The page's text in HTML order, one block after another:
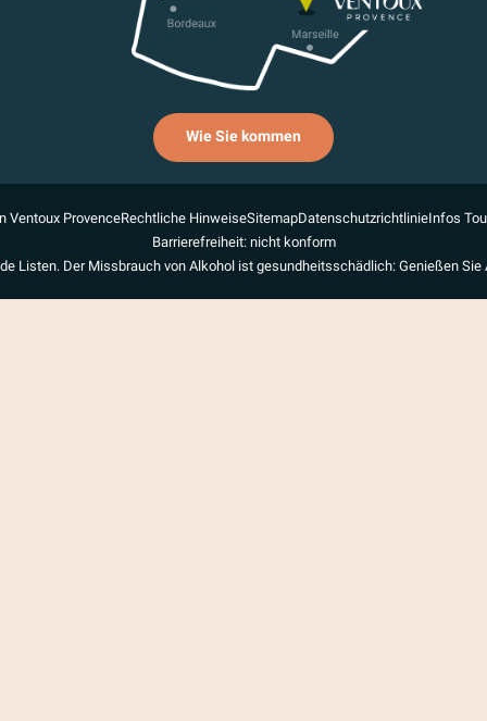
Wie Sie kommen
Ventoux ProvenceRechtliche HinweiseSitemapDatenschutzrichtlinieInfos
Barrierefreiheit: nicht konform
Listen. Der Missbrauch von Alkohol ist gesundheitsschädlich: Genießen Sie